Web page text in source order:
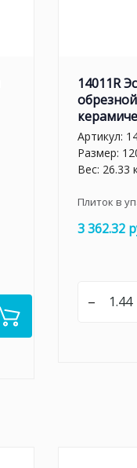
14011R
Артикул:
Размер:
Вес: 26.33
Плиток в
3 362.32
–